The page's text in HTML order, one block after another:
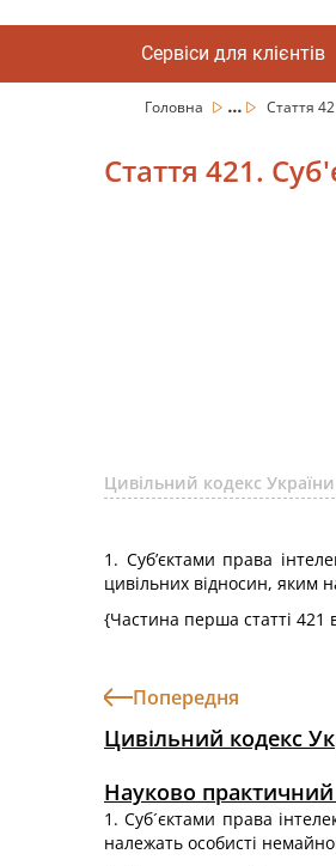
Сервіси для клієнтів
Головна ... Стаття
Стаття 421.
Цивільний кодекс
1. Суб’єктами права
цивільних відносин, яким
{Частина перша статті 421
Попередня
Цивільний кодекс
Науково
1. Суб´єктами права
належать особисті